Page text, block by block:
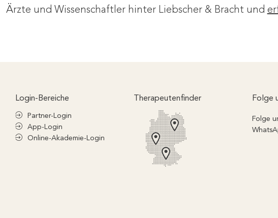
Ärzte und Wissenschaftler hinter Liebscher & Bracht und
Login-Bereiche
Partner-Login
App-Login
Online-Akademie-Login
Therapeutenfinder Folge
Folge